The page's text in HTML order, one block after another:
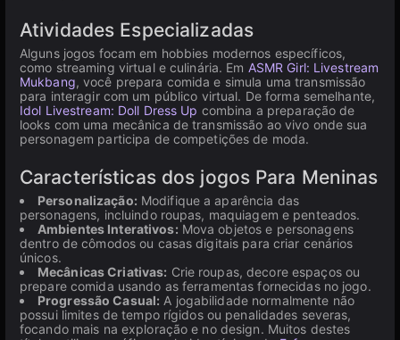
Atividades Especializadas
Alguns jogos focam em hobbies modernos específicos,
como streaming virtual e culinária. Em ASMR Girl: Livestream
Mukbang, você prepara comida e simula uma transmissão
para interagir com um público virtual. De forma semelhante,
Idol Livestream: Doll Dress Up combina a preparação de
looks com uma mecânica de transmissão ao vivo onde sua
personagem participa de competições de moda.
Características dos jogos Para Meninas
Personalização: Modifique a aparência das
personagens, incluindo roupas, maquiagem e penteados.
Ambientes Interativos: Mova objetos e personagens
dentro de cômodos ou casas digitais para criar cenários
únicos.
Mecânicas Criativas: Crie roupas, decore espaços ou
prepare comida usando as ferramentas fornecidas no jogo.
Progressão Casual: A jogabilidade normalmente não
possui limites de tempo rígidos ou penalidades severas,
focando mais na exploração e no design. Muitos destes